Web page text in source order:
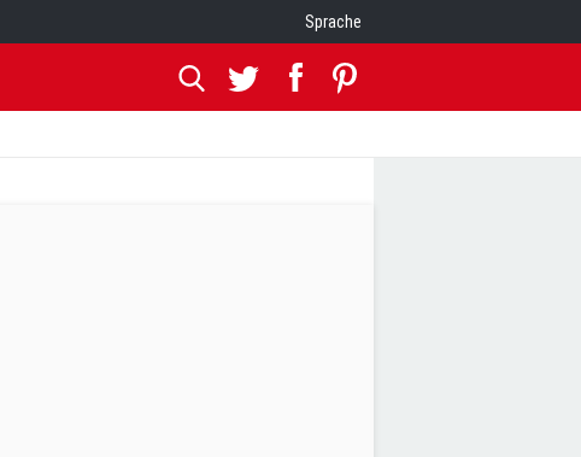
Sprache